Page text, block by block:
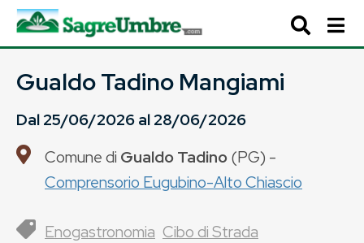
Gualdo Tadino Mangiami
Dal25/06/2026al28/06/2026
Comune di Gualdo Tadino(PG) -
Comprensorio Eugubino-Alto Chiascio
Enogastronomia Cibo di Strada